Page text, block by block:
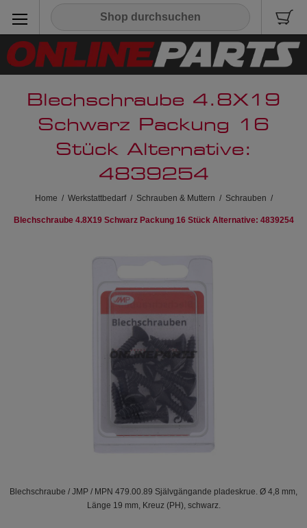
Blechschraube 4.8X19
Schwarz Packung 16
Stück Alternative:
4839254
Home / Werkstattbedarf / Schrauben & Muttern / Schrauben /
Blechschraube 4.8X19 Schwarz Packung 16 Stück Alternative: 4839254
Blechschraube / JMP / MPN 479.00.89 Självgängande pladeskrue. Ø 4,8 mm,
Länge 19 mm, Kreuz (PH), schwarz.